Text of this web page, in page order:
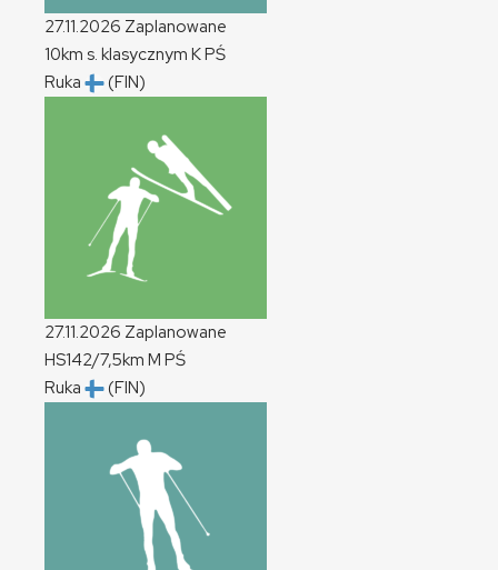
27.11.2026 Zaplanowane
10km s. klasycznym KPŚ
Ruka
(FIN)
27.11.2026 Zaplanowane
HS142/7,5km M PŚ
Ruka
(FIN)